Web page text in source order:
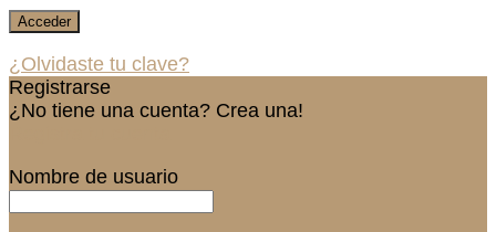
¿Olvidaste tu clave?
Registrarse
¿No tiene una cuenta? Crea una!
Nombre de usuario